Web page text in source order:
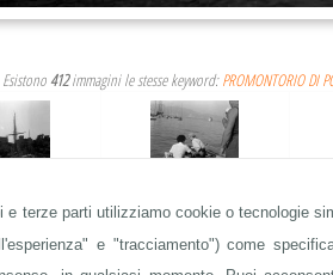
e terze parti utilizziamo cookie o tecnologie
e "tracciamento") come
Esistono 412immagini le stesse keyword:PROMONTORIO DI
GRETA GARBO